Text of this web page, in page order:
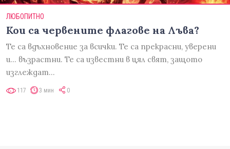
ЛЮБОПИТНО
Кои са червените флагове на Лъва?
Те са вдъхновение за всички. Те са прекрасни, уверени
и... възрастни. Те са известни в цял свят, защото
изглеждат…
117 3 мин 0